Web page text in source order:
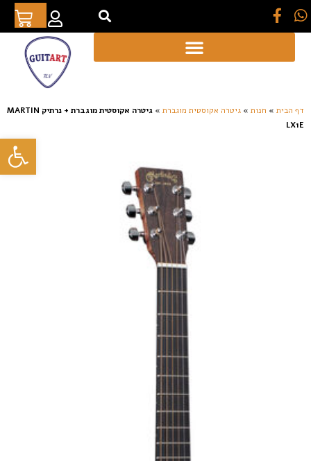
פתח
דף הבית » חנות » גיטרה אקוסטית מוגברת »
גיטרה אקוסטית מוגברת + נרתיק MARTIN
LX1E